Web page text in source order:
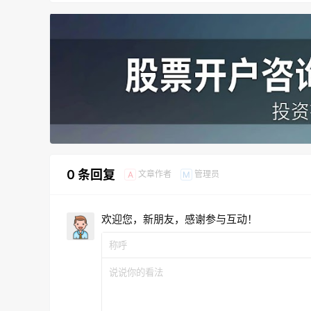
0 条回复 A 文章作者 M 管理员
欢迎您，新朋友，感谢参与互动！